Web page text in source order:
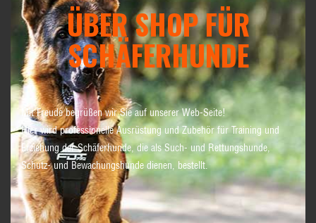
ÜBER SHOP FÜR
SCHÄFERHUNDE
Mit Freude begrüßen wir Sie auf unserer Web-Seite!
Hier wird professionelle Ausrüstung und Zubehör für Training und
Erziehung der Schäferhunde, die als Such- und Rettungshunde,
Schutz- und Bewachungshunde dienen, bestellt.